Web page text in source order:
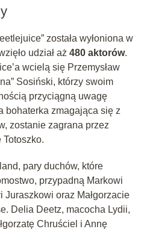
została wyłoniona w
udział aż 480 aktorów.
wcielą się Przemysław
Sosiński, którzy swoim
przyciągną uwagę
bohaterka zmagająca się z
zostanie zagrana przez
pary duchów, które
przypadną Markowi
Juraszkowi oraz Małgorzacie
Delia Deetz, macocha Lydii,
Chruściel i Annę